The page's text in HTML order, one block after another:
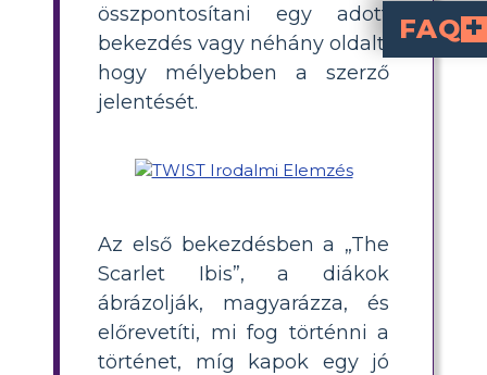
összpontosítani egy adott
bekezdés vagy néhány oldalt,
hogy mélyebben a szerző
jelentését.
Az első bekezdésben a „The
Scarlet Ibis”, a diákok
ábrázolják, magyarázza, és
előrevetíti, mi fog történni a
történet, míg kapok egy jó
FAQ